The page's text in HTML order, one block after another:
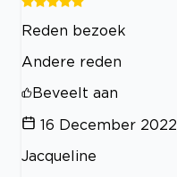
Reden bezoek
Andere reden
Beveelt aan
16 December 2022
Jacqueline